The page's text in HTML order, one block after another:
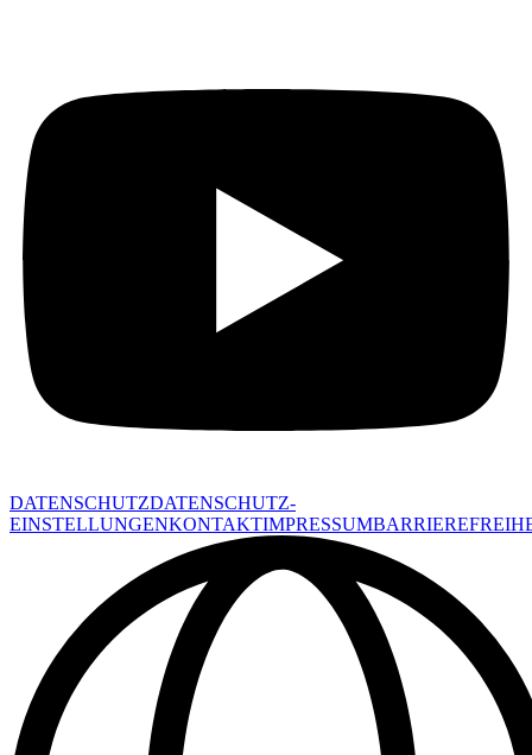
DATENSCHUTZDATENSCHUTZ-
EINSTELLUNGENKONTAKTIMPRESSUM